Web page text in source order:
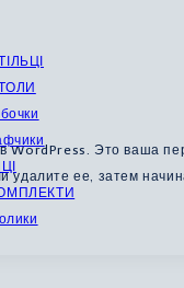
WordPress. Это ваша
удалите ее, затем